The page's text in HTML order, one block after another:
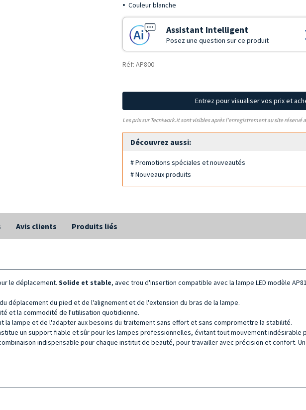
Couleur blanche
Assistant Intelligent
Posez une question sur ce produit
Réf: AP800
Entrez pour visualiser vos prix et
Les prix sur Tecniwork.it sont visibles après l'enregistrement au site réservé
Découvrez aussi:
# Promotions spéciales et nouveautés
# Nouveaux produits
Avis clients Produits liés
le déplacement. Solide et stable, avec trou d'insertion compatible avec la lampe LED modèle
déplacement du pied et de l'alignement et de l'extension du bras de la lampe.
et la commodité de l'utilisation quotidienne.
lampe et de l'adapter aux besoins du traitement sans effort et sans compromettre la stabilité.
un support fiable et sûr pour les lampes professionnelles, évitant tout mouvement indésirable
indispensable pour chaque institut de beauté, pour travailler avec précision et confort.